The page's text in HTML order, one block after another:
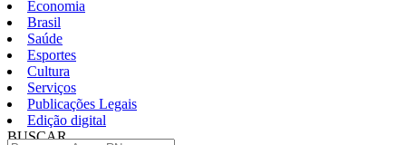
Economia
Brasil
Saúde
Esportes
Cultura
Serviços
Publicações Legais
Edição digital
BUSCAR